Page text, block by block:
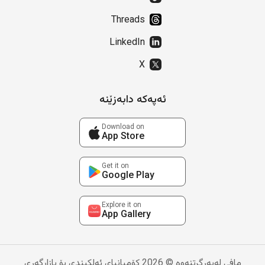
Threads
LinkedIn
X
ئەپەکە دابەزێنە
Download on
App Store
Get it on
Google Play
Explore it on
App Gallery